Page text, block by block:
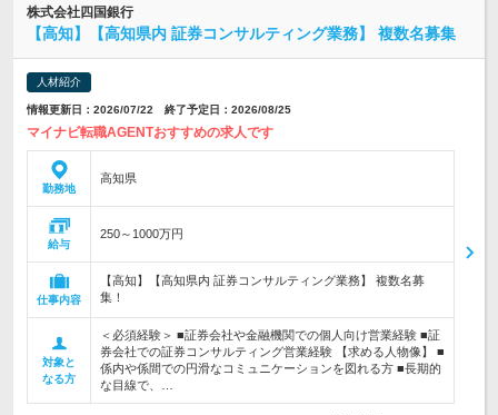
株式会社四国銀行
【高知】【高知県内 証券コンサルティング業務】 複数名募集
人材紹介
情報更新日：2026/07/22 終了予定日：2026/08/25
マイナビ転職AGENTおすすめの求人です
勤務地
高知県
給与
250～1000万円
仕事内容
【高知】【高知県内 証券コンサルティング業務】 複数名募
集！
対象と
なる方
＜必須経験＞ ■証券会社や金融機関での個人向け営業経験 ■証
券会社での証券コンサルティング営業経験 【求める人物像】 ■
係内や係間での円滑なコミュニケーションを図れる方 ■長期的
な目線で、…